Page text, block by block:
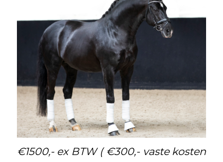
€1500,- ex BTW ( €300,- vaste kosten